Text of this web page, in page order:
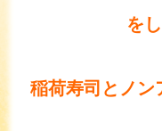
を
稲荷寿司とノン